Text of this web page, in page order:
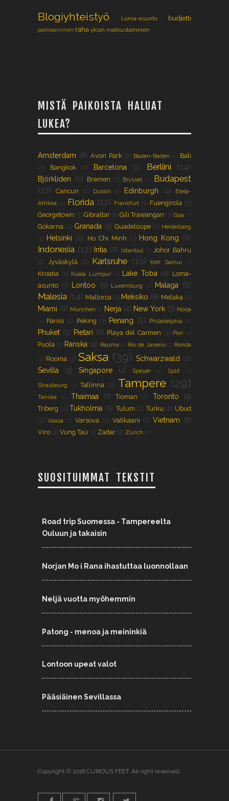
Blogiyhteistyö Loma-asunto budjetti
pakkaaminen raha yksin matkustaminen
MISTÄ PAIKOISTA HALUAT
LUKEA?
Amsterdam (8) Avon Park (2) Baden-Baden (1)
Bali
(3)
Bangkok (2) Barcelona (9) Berliini (14)
Björkliden (6) Bremen (2) Bryssel (1)
Budapest
(12)
Cancun (2) Dublin (1) Edinburgh (4)
Etelä-
Afrikka
(1) Florida (12) Frankfurt (1) Fuengirola (3)
Georgetown (3) Gibraltar (2) Gili Trawangan (3) Goa (1)
Gokarna (2) Granada (5) Guadeloupe (2) Heidelberg
(1)
Helsinki (8) Ho Chi Minh (3) Hong Kong (6)
Indonesia (12) Intia (8) Istanbul (1)
Johor Bahru
(2) Jyväskylä (2) Karlsruhe (10) Koh Samui (1)
Kroatia (3) Kuala Lumpur (1) Lake Toba (4) Loma-
asunto (3) Lontoo (5) Luxemburg (1) Malaga (6)
Malesia (14) Mallorca (2) Meksiko (8) Melaka (2)
Miami (8) München (1) Nerja (4) New York (5) Norja
(1)
Pariisi (2) Peking (3) Penang (6) Philadelphia (1)
Phuket (5) Pietari (7) Playa del Carmen (3) Pori (1)
Puola (3) Ranska (4) Rauma (1) Rio de Janeiro (1)
Ronda
(1)
Rooma (3) Saksa (39) Schwarzwald (4)
Sevilla
(5) Singapore (4) Speyer (1) Split
(1)
Strasbourg
(1) Tallinna (3) Tampere (29)
Tanska (1) Thaimaa (7) Tioman (2) Toronto (5)
Triberg (2) Tukholma (5) Tulum (2) Turku (2) Ubud
(2) Vaasa (1) Varsova (3) Vatikaani (2) Vietnam (5)
Viro (2) Vung Tau (3) Zadar (2) Zürich (1)
SUOSITUIMMAT TEKSTIT
Road trip Suomessa - Tampereelta
Ouluun ja takaisin
Norjan Mo i Rana ihastuttaa luonnollaan
Neljä vuotta myöhemmin
Patong - menoa ja meininkiä
Lontoon upeat valot
Pääsiäinen Sevillassa
Copyright © 2018 CURIOUS FEET. All right reserved.